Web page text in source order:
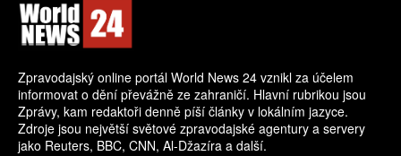
Zpravodajský online portál World News 24 vznikl za účelem
informovat o dění převážně ze zahraničí. Hlavní rubrikou jsou
Zprávy, kam redaktoři denně píší články v lokálním jazyce.
Zdroje jsou největší světové zpravodajské agentury a servery
jako Reuters, BBC, CNN, Al-Džazíra a další.